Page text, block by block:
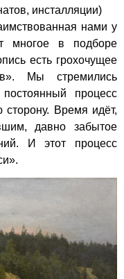
инсталляции)
нами у
многое в подборе
есть грохочущее
Мы стремились
процесс
сторону. Время идёт,
давно забытое
И этот процесс